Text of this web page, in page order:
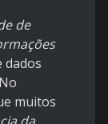
de
dados
muitos